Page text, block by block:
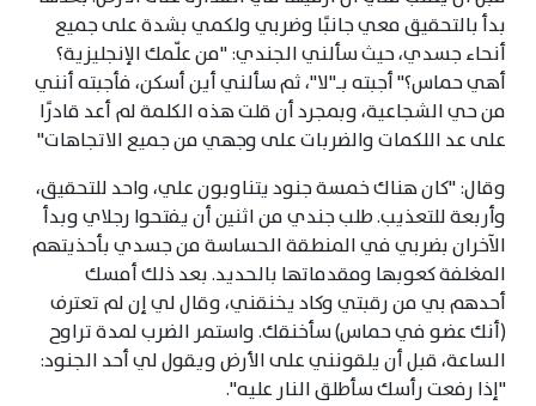
بدأ بالتحقيق معي جانبًا وضربي ولكمي بشدة على جميع
أنحاء جسدي، حيث سألني الجندي: "من علّمك الإنجليزية؟
أهي حماس؟" أجبته بـ"لا"، ثم سألني أين أسكن، فأجبته أنني
من حي الشجاعية، وبمجرد أن قلت هذه الكلمة لم أعد قادرًا
على عد اللكمات والضربات على وجهي من جميع الاتجاهات"
وقال: "كان هناك خمسة جنود يتناوبون علي، واحد للتحقيق،
وأربعة للتعذيب. طلب جندي من اثنين أن يفتحوا رجلاي وبدأ
الآخران بضربي في المنطقة الحساسة من جسدي بأحذيتهم
المغلفة كعوبها ومقدماتها بالحديد. بعد ذلك أمسك
أحدهم بي من رقبتي وكاد يخنقني، وقال لي إن لم تعترف
(أنك عضو في حماس) سأخنقك. واستمر الضرب لمدة تراوح
الساعة، قبل أن يلقونني على الأرض ويقول لي أحد الجنود:
"إذا رفعت رأسك سأطلق النار عليه".